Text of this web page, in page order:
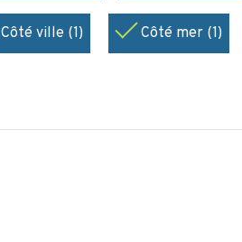
Côté ville (1) Côté mer (1)